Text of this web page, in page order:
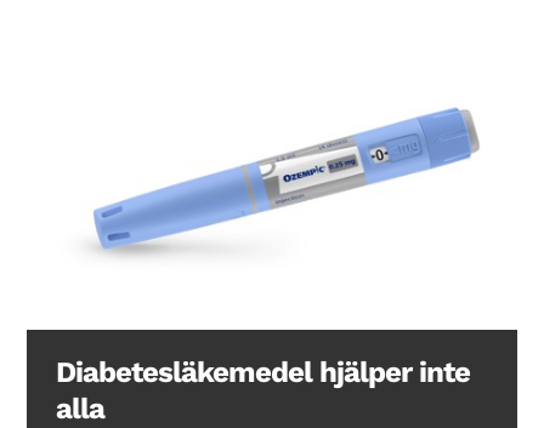
Diabetesläkemedel hjälper inte
alla